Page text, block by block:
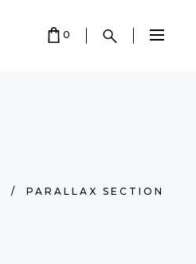
0
/ PARALLAX SECTION